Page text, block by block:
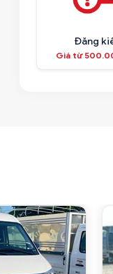
Đăng
Giá từ